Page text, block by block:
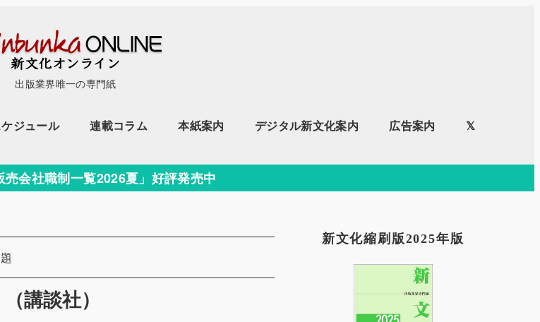
出版業界唯一の専門紙
ジュール 連載コラム 本紙案内 デジタル新文化案内 広告案内 𝕏
売会社職制一覧2026夏」好評発売中
講談社）
新文化縮刷版2025年版